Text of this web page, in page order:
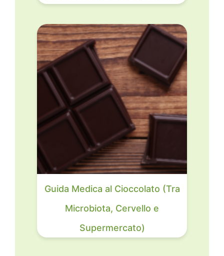
Guida Medica al Cioccolato (Tra
Microbiota, Cervello e
Supermercato)